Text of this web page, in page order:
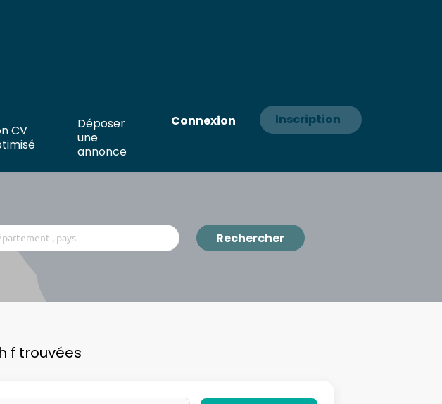
Connexion Inscription
CV
Déposer
une
annonce
Rechercher
Rechercher
f trouvées